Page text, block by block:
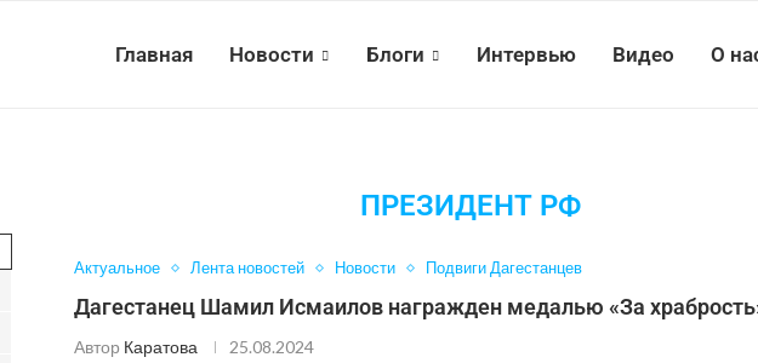
Главная Новости Блоги Интервью Видео О
ПРЕЗИДЕНТ РФ
Актуальное Лента новостей Новости Подвиги Дагестанцев
Дагестанец Шамил Исмаилов награжден медалью «За
Автор Каратова 25.08.2024